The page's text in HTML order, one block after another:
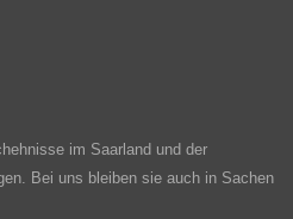
im Saarland und der
Bei uns bleiben sie auch in Sachen